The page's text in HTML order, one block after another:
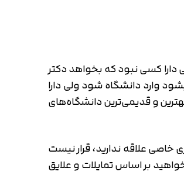
کسی نبود که بخواهد دکتر
وارد دانشگاه شود ولی دارا
شد. سپس در سال 1991 از دانشگاه براون که یکی از بهترین و قدیمی‌ترین دانشگاه‌های
خاصی علاقه ندارید، قرار نیست
بر اساس تمایلات و علایق